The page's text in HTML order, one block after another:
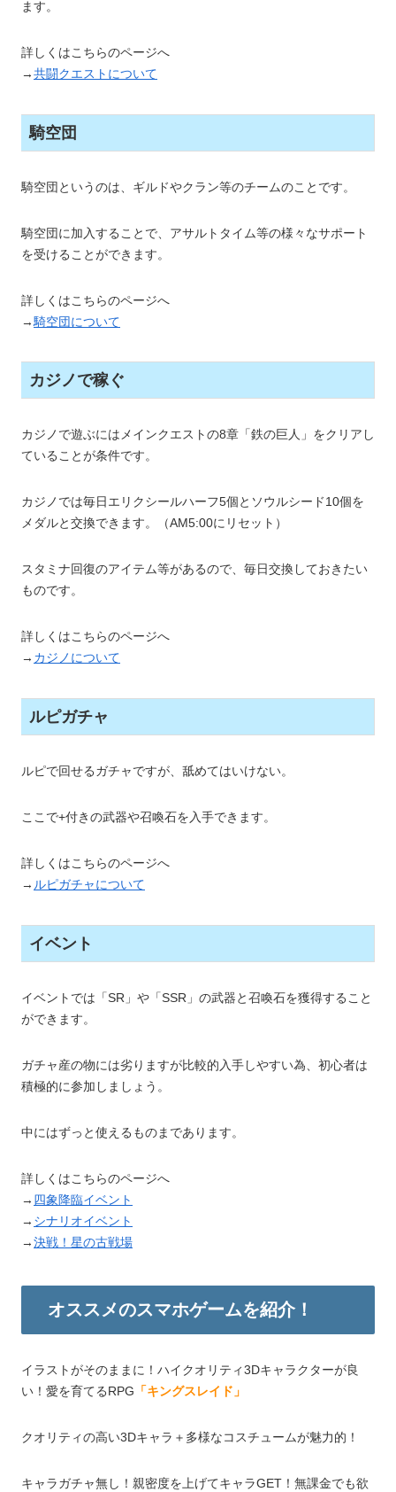
ます。
詳しくはこちらのページへ
→共闘クエストについて
騎空団
騎空団というのは、ギルドやクラン等のチームのことです。
騎空団に加入することで、アサルトタイム等の様々なサポート
を受けることができます。
詳しくはこちらのページへ
→騎空団について
カジノで稼ぐ
カジノで遊ぶにはメインクエストの8章「鉄の巨人」をクリアし
ていることが条件です。
カジノでは毎日エリクシールハーフ5個とソウルシード10個を
メダルと交換できます。（AM5:00にリセット）
スタミナ回復のアイテム等があるので、毎日交換しておきたい
ものです。
詳しくはこちらのページへ
→ カジノについて
ルピガチャ
ルピで回せるガチャですが、舐めてはいけない。
ここで+付きの武器や召喚石を入手できます。
詳しくはこちらのページへ
→ ルピガチャについて
イベント
イベントでは「SR」や「SSR」の武器と召喚石を獲得すること
ができます。
ガチャ産の物には劣りますが比較的入手しやすい為、初心者は
積極的に参加しましょう。
中にはずっと使えるものまであります。
詳しくはこちらのページへ
→ 四象降臨イベント
→ シナリオイベント
→決戦！星の古戦場
オススメのスマホゲームを紹介！
イラストがそのままに！ハイクオリティ3Dキャラクターが良
い！愛を育てるRPG 「キングスレイド」
クオリティの高い3Dキャラ＋多様なコスチュームが魅力的！
キャラガチャ無し！親密度を上げてキャラGET！無課金でも欲